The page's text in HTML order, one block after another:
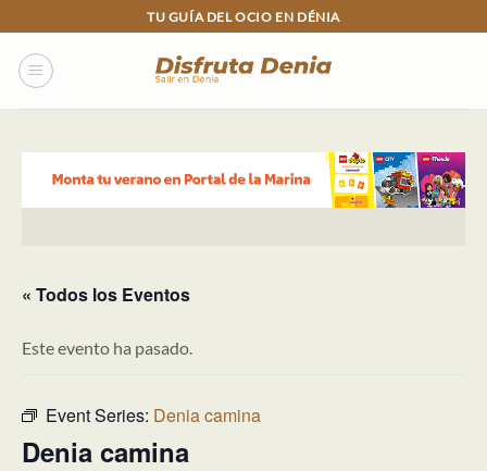
to
content
TU GUÍA DEL OCIO EN DÉNIA
« Todos los Eventos
Este evento ha pasado.
Event Series: Denia camina
Denia camina